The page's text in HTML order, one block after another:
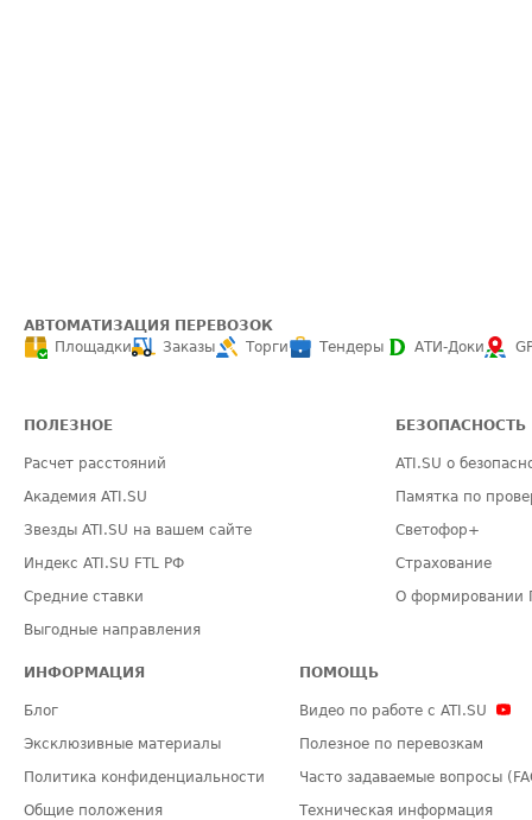
АВТОМАТИЗАЦИЯ ПЕРЕВОЗОК
Площадки
Заказы Торги Тендеры АТИ-Доки
ПОЛЕЗНОЕ
Расчет расстояний
Академия ATI.SU
Звезды ATI.SU на вашем сайте
Индекс ATI.SU FTL РФ
Средние ставки
Выгодные направления
БЕЗОПАСНОСТЬ
ATI.SU о
Памятка по
Светофор+
Страхование
О формировании
ИНФОРМАЦИЯ
Блог
Эксклюзивные материалы
Политика конфиденциальности
Общие положения
ПОМОЩЬ
Видео по работе с ATI.SU
Полезное по перевозкам
Часто задаваемые вопросы
Техническая информация